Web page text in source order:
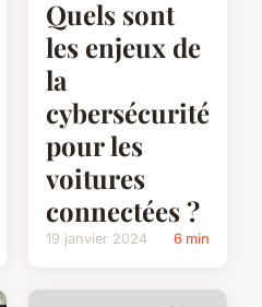
Quels sont
les enjeux de
la
cybersécurité
pour les
voitures
connectées ?
19 janvier 2024 6 min